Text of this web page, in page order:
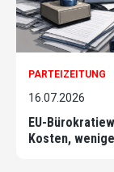
PARTEIZEITUNG
16.07.2026
EU-
Kosten,